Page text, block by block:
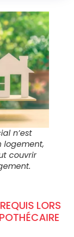
n’est
logement,
couvrir
LORS